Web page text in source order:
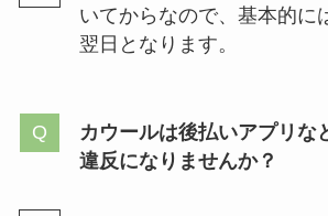
いてからなので、基本的に
翌日となります。
カウールは後払いアプリな
違反になりませんか？